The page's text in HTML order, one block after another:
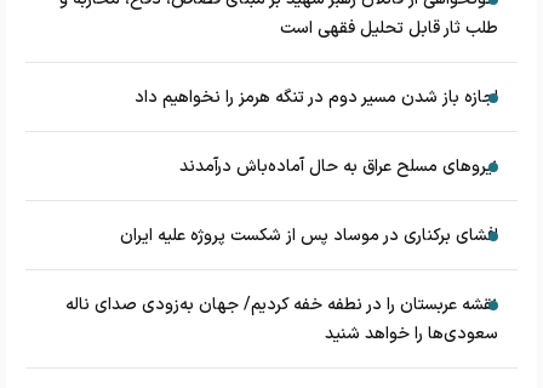
طلب ثار قابل تحلیل فقهی است
اجازه باز شدن مسیر دوم در تنگه هرمز را نخواهیم داد
نیروهای مسلح عراق به حال آماده‌باش درآمدند
افشای برکناری در موساد پس از شکست پروژه علیه ایران
نقشه عربستان را در نطفه خفه کردیم/ جهان به‌زودی صدای ناله
سعودی‌ها را خواهد شنید